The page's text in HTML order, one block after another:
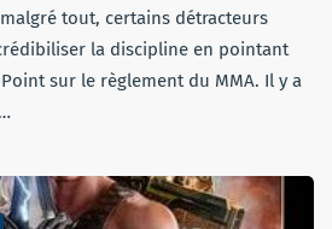
tout, certains détracteurs
la discipline en pointant
sur le règlement du MMA. Il y a